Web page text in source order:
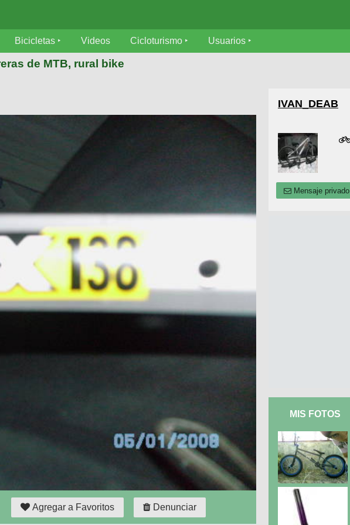
Bicicletas Videos Cicloturismo Usuarios
de MTB, rural bike
Agregar a Favoritos Denunciar
IVAN_DEAB
Mensaje privado
MIS FOTOS